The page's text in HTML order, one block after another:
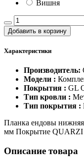
Вишня
Добавить в корзину
Характеристики
Производитель:
Модели :
Покрытия : GL
Тип кровли :
Тип покрытия :
Планка ендовы
мм Покрытие QUARZI
Описание товара